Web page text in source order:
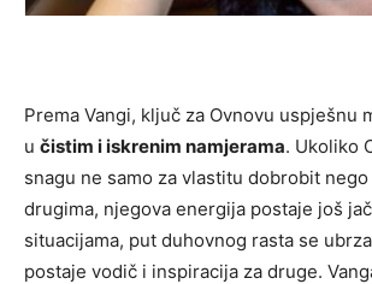
Prema Vangi, ključ za Ovnovu uspješnu
u čistim i iskrenim namjerama. Ukoliko
snagu ne samo za vlastitu dobrobit
drugima, njegova energija postaje još
situacijama, put duhovnog rasta se
postaje vodič i inspiracija za druge.